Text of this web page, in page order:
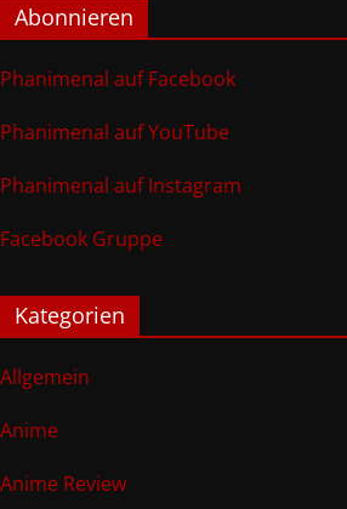
Abonnieren
Phanimenal auf Facebook
Phanimenal auf YouTube
Phanimenal auf Instagram
Facebook Gruppe
Kategorien
Allgemein
Anime
Anime Review